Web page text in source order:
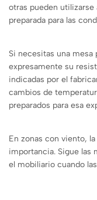
otras pueden utilizarse
preparada para las
Si necesitas una mesa
expresamente su
indicadas por el
cambios de
preparados para esa
En zonas con viento,
importancia. Sigue las
el mobiliario cuando